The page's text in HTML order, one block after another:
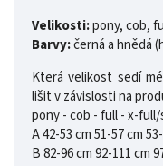
Velikosti:pony, cob,
Barvy:černá a hnědá
Která velikost sedí
lišit v závislosti na
pony - cob - full - x-
A 42-53 cm 51-57 cm
B 82-96 cm 92-111 cm